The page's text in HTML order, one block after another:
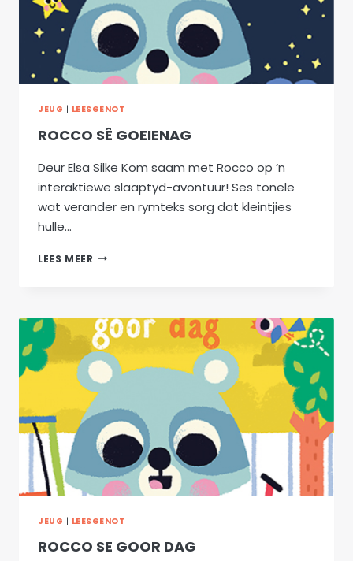
JEUG | LEESGENOT
ROCCO SÊ GOEIENAG
Deur Elsa Silke Kom saam met Rocco op ‘n
interaktiewe slaaptyd-avontuur! Ses tonele
wat verander en rymteks sorg dat kleintjies
hulle…
LEES MEER ROCCO
JEUG | LEESGENOT
ROCCO SE GOOR DAG